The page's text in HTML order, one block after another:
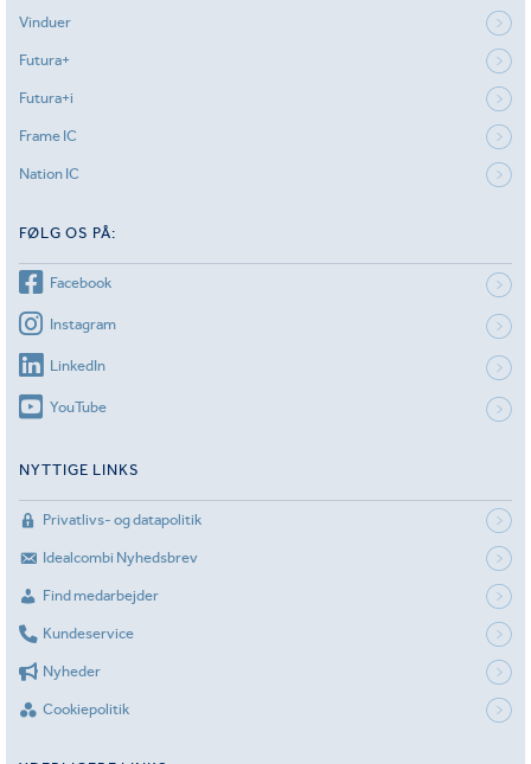
Vinduer
Futura+
Futura+i
Frame IC
Nation IC
FØLG OS PÅ:
Facebook
Instagram
LinkedIn
YouTube
NYTTIGE LINKS
Privatlivs- og datapolitik
Idealcombi Nyhedsbrev
Find medarbejder
Kundeservice
Nyheder
Cookiepolitik